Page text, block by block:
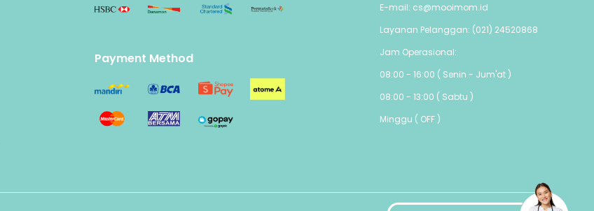
Payment Method
E-mail: cs@mooimom.id
Layanan Pelanggan: (021) 24520868
Jam Operasional:
08:00 - 16:00 ( Senin - Jum'at )
08:00 - 13:00 ( Sabtu )
Minggu ( OFF )